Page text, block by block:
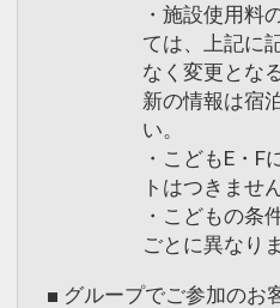
・施設使用料
ては、上記に
なく変更とな
新の情報は宿
い。
・こどもE・
トはつきません
・こどもの条
ごとに異なり
■ グループでご参加のお